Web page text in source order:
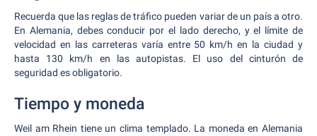
Recuerda que las reglas de tráfico pueden variar de un país a otro.
En Alemania, debes conducir por el lado derecho, y el límite de
velocidad en las carreteras varía entre 50 km/h en la ciudad y
hasta 130 km/h en las autopistas. El uso del cinturón de
seguridad es obligatorio.
Tiempo y moneda
Weil am Rhein tiene un clima templado. La moneda en Alemania